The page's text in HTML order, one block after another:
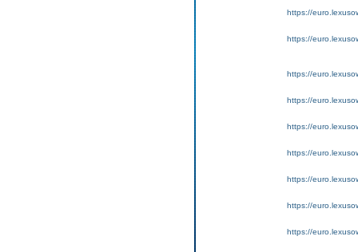
https://
https://
https://
https://
https://
https://
https://
https://
https://